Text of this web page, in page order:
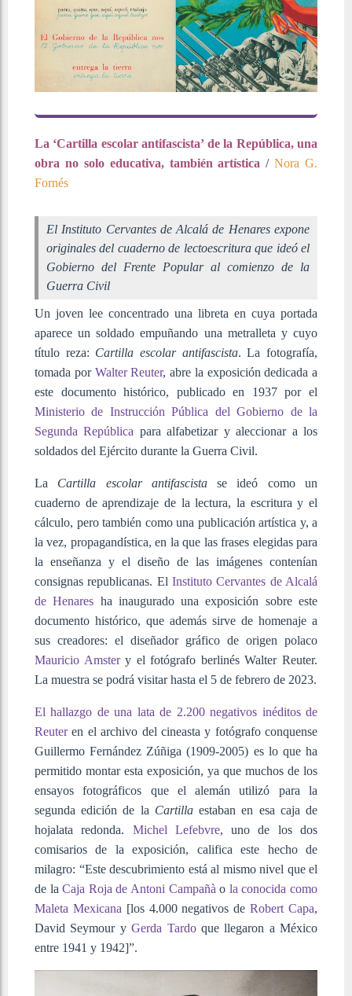
La ‘Cartilla escolar antifascista’ de la República, una
obra no solo educativa, también artística / Nora G.
Fornés
El Instituto Cervantes de Alcalá de Henares expone
originales del cuaderno de lectoescritura que ideó el
Gobierno del Frente Popular al comienzo de la
Guerra Civil
Un joven lee concentrado una libreta en cuya portada
aparece un soldado empuñando una metralleta y cuyo
título reza: Cartilla escolar antifascista. La fotografía,
tomada por Walter Reuter, abre la exposición dedicada a
este documento histórico, publicado en 1937 por el
Ministerio de Instrucción Pública del Gobierno de la
Segunda República para alfabetizar y aleccionar a los
soldados del Ejército durante la Guerra Civil.
La Cartilla escolar antifascistase ideó como un
cuaderno de aprendizaje de la lectura, la escritura y el
cálculo, pero también como una publicación artística y, a
la vez, propagandística, en la que las frases elegidas para
la enseñanza y el diseño de las imágenes contenían
consignas republicanas. El Instituto Cervantes de Alcalá
de Henares ha inaugurado una exposición sobre este
documento histórico, que además sirve de homenaje a
sus creadores: el diseñador gráfico de origen polaco
Mauricio Amstery el fotógrafo berlinés Walter Reuter.
La muestra se podrá visitar hasta el 5 de febrero de 2023.
El hallazgo de una lata de 2.200 negativos inéditos de
Reuteren el archivo del cineasta y fotógrafo conquense
Guillermo Fernández Zúñiga (1909-2005) es lo que ha
permitido montar esta exposición, ya que muchos de los
ensayos fotográficos que el alemán utilizó para la
segunda edición de la Cartillaestaban en esa caja de
hojalata redonda. Michel Lefebvre, uno de los dos
comisarios de la exposición, califica este hecho de
milagro: “Este descubrimiento está al mismo nivel que el
de laCaja Roja de Antoni Campañà o la conocida como
Maleta Mexicana [los 4.000 negativos deRobert Capa,
David Seymour yGerda Tardoque llegaron a México
entre 1941 y 1942]”.